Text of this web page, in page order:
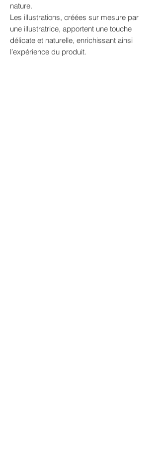
nature.
Les illustrations, créées sur mesure par
une illustratrice, apportent une touche
délicate et naturelle, enrichissant ainsi
l’expérience du produit.